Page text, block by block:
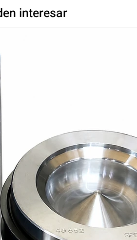
interesar